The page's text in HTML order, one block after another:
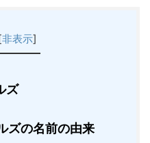
非表示]
ズ
ズの名前の由来